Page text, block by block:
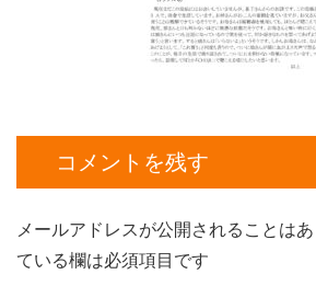
コメントを残す
メールアドレスが公開されることはあ
ている欄は必須項目です